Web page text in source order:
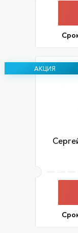
АКЦИЯ